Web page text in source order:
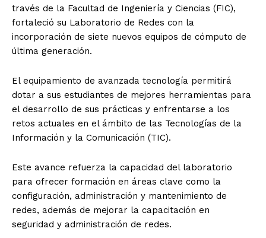
través de la Facultad de Ingeniería y Ciencias (FIC),
fortaleció su Laboratorio de Redes con la
incorporación de siete nuevos equipos de cómputo de
última generación.
El equipamiento de avanzada tecnología permitirá
dotar a sus estudiantes de mejores herramientas para
el desarrollo de sus prácticas y enfrentarse a los
retos actuales en el ámbito de las Tecnologías de la
Información y la Comunicación (TIC).
Este avance refuerza la capacidad del laboratorio
para ofrecer formación en áreas clave como la
configuración, administración y mantenimiento de
redes, además de mejorar la capacitación en
seguridad y administración de redes.